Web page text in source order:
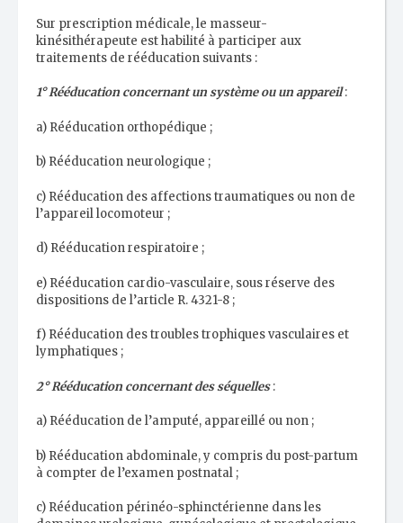
Sur prescription médicale, le masseur-
kinésithérapeute est habilité à participer aux
traitements de rééducation suivants :
1° Rééducation concernant un système ou un appareil:
a) Rééducation orthopédique ;
b) Rééducation neurologique ;
c) Rééducation des affections traumatiques ou non de
l’appareil locomoteur ;
d) Rééducation respiratoire ;
e) Rééducation cardio-vasculaire, sous réserve des
dispositions de l’article R. 4321-8 ;
f) Rééducation des troubles trophiques vasculaires et
lymphatiques ;
2° Rééducation concernant des séquelles :
a) Rééducation de l’amputé, appareillé ou non ;
b) Rééducation abdominale, y compris du post-partum
à compter de l’examen postnatal ;
c) Rééducation périnéo-sphinctérienne dans les